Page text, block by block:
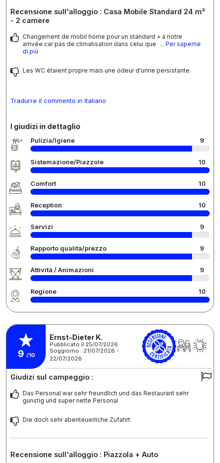
Recensione sull'alloggio : Casa Mobile Standard 24 m²
- 2 camere
Changement de mobil home pour un standard + à notre
arrivée car pas de climatisation dans celui que ... Per saperne
di più
Les WC étaient propre mais une odeur d'urine persistante.
Tradurre il commento in Italiano
I giudizi in dettaglio
Pulizia/Igiene 9
Sistemazione/Piazzole 10
Comfort 10
Reception 10
Servizi 9
Rapporto qualità/prezzo 9
Attività / Animazioni 9
Regione 10
9 /10
Ernst-Dieter K.
Pubblicato il 25/07/2026
Soggiorno : 21/07/2026 -
22/07/2026
Giudizi sul campeggio :
Das Personal war sehr freundlich und das Restaurant sehr
günstig und super nette Personal
Die doch sehr abenteuerliche Zufahrt
Recensione sull'alloggio : Piazzola + Auto